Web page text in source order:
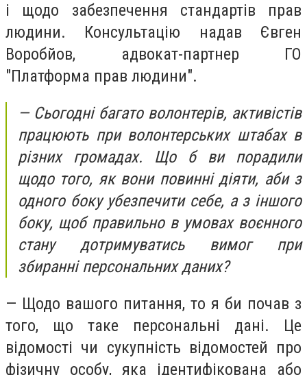
і щодо забезпечення стандартів прав
людини. Консультацію надав Євген
Воробйов, адвокат-партнер ГО
"Платформа прав людини".
— Сьогодні багато волонтерів, активістів
працюють при волонтерських штабах в
різних громадах. Що б ви порадили
щодо того, як вони повинні діяти, аби з
одного боку убезпечити себе, а з іншого
боку, щоб правильно в умовах воєнного
стану дотримуватись вимог при
збиранні персональних даних?
— Щодо вашого питання, то я би почав з
того, що таке персональні дані. Це
відомості чи сукупність відомостей про
фізичну особу, яка ідентифікована або